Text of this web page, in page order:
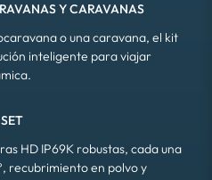
Y CARAVANAS
o una caravana, el kit
inteligente para viajar
HD IP69K robustas, cada una
recubrimiento en polvo y